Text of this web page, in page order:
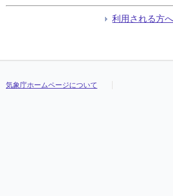
利用される方へ
気象庁ホームページについて